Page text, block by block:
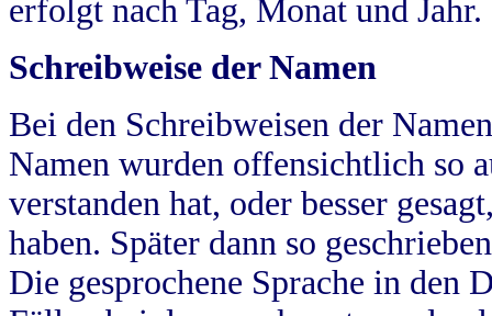
erfolgt nach Tag, Monat und Jahr.
Schreibweise der Namen
Bei den Schreibweisen der
Namen wurden offensichtlich so
verstanden hat, oder besser
haben. Später dann so
Die gesprochene Sprache in